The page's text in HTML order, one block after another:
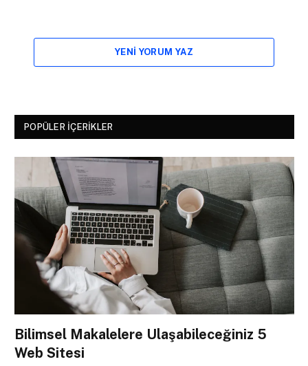
YENI YORUM YAZ
POPÜLER İÇERIKLER
Bilimsel Makalelere Ulaşabileceğiniz 5
Web Sitesi